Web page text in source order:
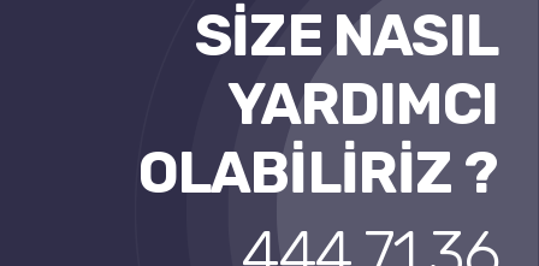
SİZE NASIL
YARDIMCI
OLABİLİRİZ ?